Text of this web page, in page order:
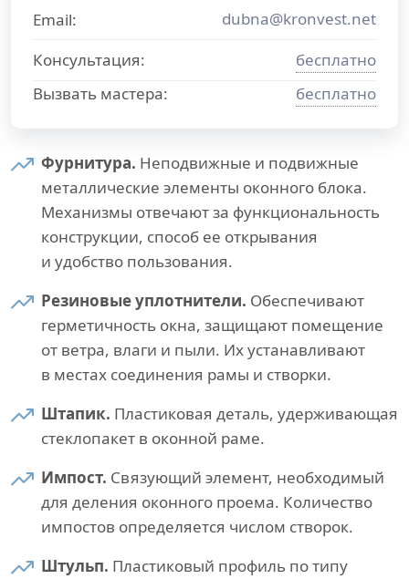
Email:
dubna@kronvest.net
Консультация:
бесплатно
Вызвать мастера:
бесплатно
Фурнитура. Неподвижные и подвижные
металлические элементы оконного блока.
Механизмы отвечают за функциональность
конструкции, способ ее открывания
и удобство пользования.
Резиновые уплотнители. Обеспечивают
герметичность окна, защищают помещение
от ветра, влаги и пыли. Их устанавливают
в местах соединения рамы и створки.
Штапик. Пластиковая деталь, удерживающая
стеклопакет в оконной раме.
Импост. Связующий элемент, необходимый
для деления оконного проема. Количество
импостов определяется числом створок.
Штульп. Пластиковый профиль по типу